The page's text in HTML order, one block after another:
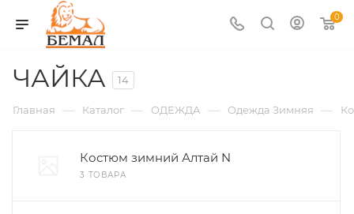
0
ЧАЙКА 14
Главная — Каталог — ОДЕЖДА — Одежда Зимняя —
Костюм зимний Алтай N
3 ТОВАРА